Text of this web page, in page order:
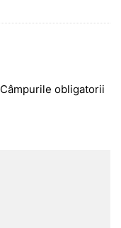
Câmpurile obligatorii